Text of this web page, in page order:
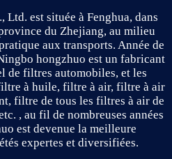
est située à Fenghua, dans
du Zhejiang, au milieu
aux transports. Année de
hongzhuo est un fabricant
de filtres automobiles, et les
à huile, filtre à air, filtre à air
filtre de tous les filtres à air de
, au fil de nombreuses années
est devenue la meilleure
expertes et diversifiées.